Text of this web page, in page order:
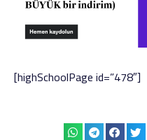
[highSchoolPage id=”478″]